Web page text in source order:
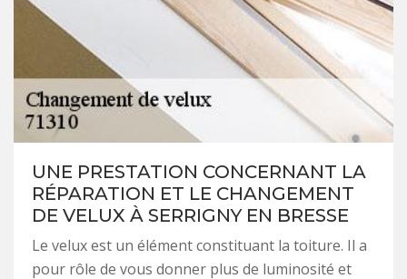
UNE PRESTATION CONCERNANT LA
RÉPARATION ET LE CHANGEMENT
DE VELUX À SERRIGNY EN BRESSE
Le velux est un élément constituant la toiture. Il a
pour rôle de vous donner plus de luminosité et